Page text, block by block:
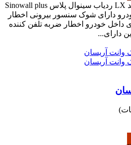
ردیاب دزدگیر فابریک سمند LX ردیاب سینوال پلاس Sinowall plus
دارای شوک سنسور بیرونی اخطار
خودرو اخطار ضربه تلفن کننده
دارای...